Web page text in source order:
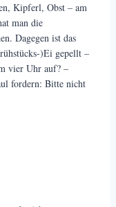
Kipferl, Obst – am
man die
Dagegen ist das
)Ei gepellt –
vier Uhr auf? –
fordern: Bitte nicht